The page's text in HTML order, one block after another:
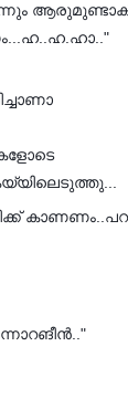
കാണണം..പറ